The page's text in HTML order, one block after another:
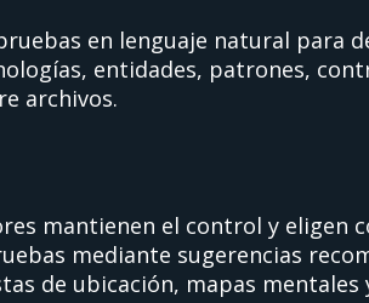
en lenguaje natural para
entidades, patrones,
archivos.
mantienen el control y eligen
mediante sugerencias
de ubicación, mapas mentales